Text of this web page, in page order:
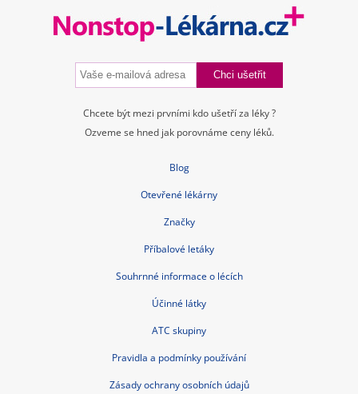
Chcete být mezi prvními kdo ušetří za léky ?
Ozveme se hned jak porovnáme ceny léků.
Blog
Otevřené lékárny
Značky
Příbalové letáky
Souhrnné informace o lécích
Účinné látky
ATC skupiny
Pravidla a podmínky používání
Zásady ochrany osobních údajů